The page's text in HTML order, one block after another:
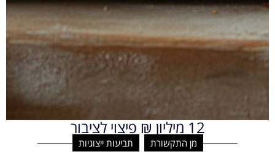
12 מיליון ₪ פיצוי לציבור
מן התקשורת תביעות ייצוגיות